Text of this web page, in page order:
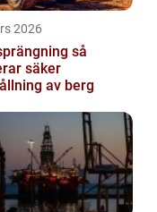
2026
så
säker
av berg